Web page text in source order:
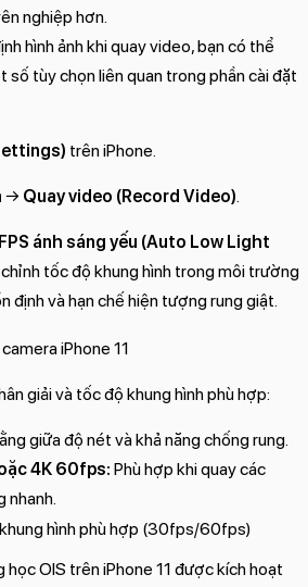
nghiệp hơn.
hình ảnh khi quay video, bạn có thể
số tùy chọn liên quan trong phần cài đặt
trên iPhone.
→ Quay video (Record Video).
ánh sáng yếu (Auto Low Light
tốc độ khung hình trong môi trường
định và hạn chế hiện tượng rung giật.
giải và tốc độ khung hình phù hợp:
giữa độ nét và khả năng chống rung.
4K 60fps: Phù hợp khi quay các
nhanh.
học OIS trên iPhone 11 được kích hoạt